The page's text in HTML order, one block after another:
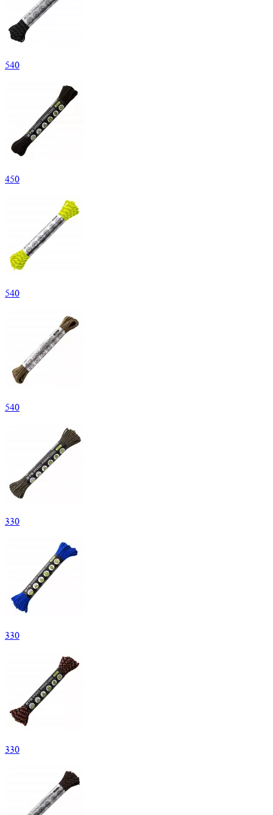
540
450
540
540
330
330
330